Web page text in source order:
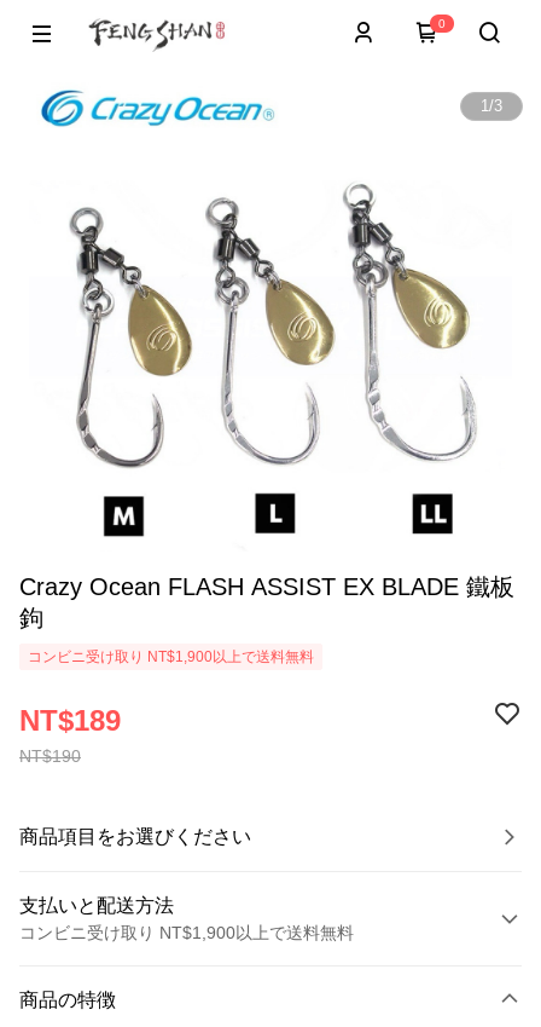
0
1/3
Crazy Ocean FLASH ASSIST EX BLADE 鐵板
鉤
コンビニ受け取り NT$1,900以上で送料無料
NT$190
NT$189
商品項目をお選びください
支払いと配送方法
コンビニ受け取り NT$1,900以上で送料無料
クレジットカード1回払い
商品の特徴